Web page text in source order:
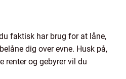
faktisk har brug for at låne,
dig over evne. Husk på,
renter og gebyrer vil du